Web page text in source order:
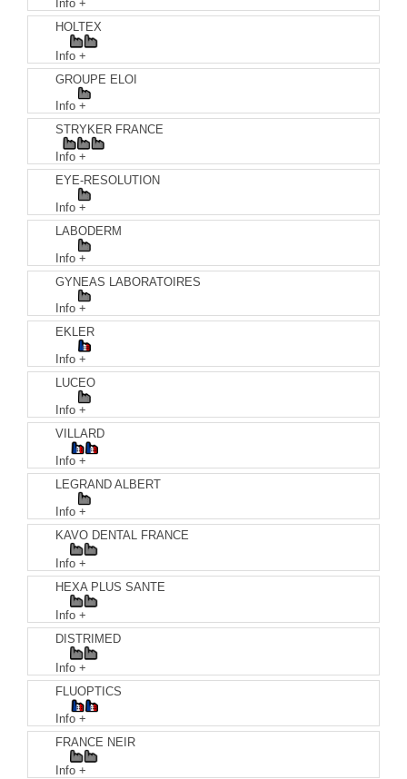
Info +
HOLTEX
Info +
GROUPE ELOI
Info +
STRYKER FRANCE
Info +
EYE-RESOLUTION
Info +
LABODERM
Info +
GYNEAS LABORATOIRES
Info +
EKLER
Info +
LUCEO
Info +
VILLARD
Info +
LEGRAND ALBERT
Info +
KAVO DENTAL FRANCE
Info +
HEXA PLUS SANTE
Info +
DISTRIMED
Info +
FLUOPTICS
Info +
FRANCE NEIR
Info +